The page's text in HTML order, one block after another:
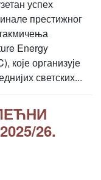
успех
престижног
Energy
које организује
светских...
26.